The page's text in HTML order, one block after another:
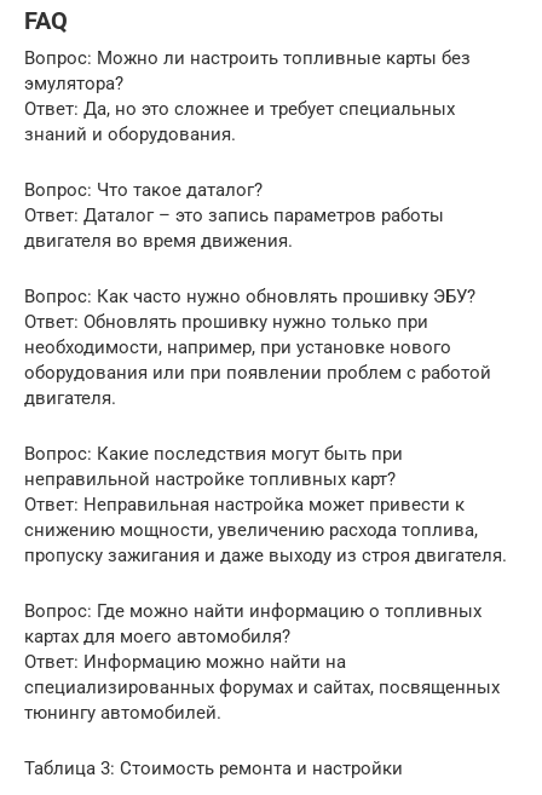
FAQ
Вопрос: Можно ли настроить топливные карты без
эмулятора?
Ответ: Да, но это сложнее и требует специальных
знаний и оборудования.
Вопрос: Что такое даталог?
Ответ: Даталог – это запись параметров работы
двигателя во время движения.
Вопрос: Как часто нужно обновлять прошивку ЭБУ?
Ответ: Обновлять прошивку нужно только при
необходимости, например, при установке нового
оборудования или при появлении проблем с работой
двигателя.
Вопрос: Какие последствия могут быть при
неправильной настройке топливных карт?
Ответ: Неправильная настройка может привести к
снижению мощности, увеличению расхода топлива,
пропуску зажигания и даже выходу из строя двигателя.
Вопрос: Где можно найти информацию о топливных
картах для моего автомобиля?
Ответ: Информацию можно найти на
специализированных форумах и сайтах, посвященных
тюнингу автомобилей.
Таблица 3: Стоимость ремонта и настройки